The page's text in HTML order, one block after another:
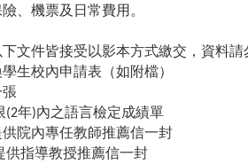
、機票及日常費用。
文件皆接受以影本方式繳交，資料請
生校內申請表（如附檔）
張
(2年)內之語言檢定成績單
院內專任教師推薦信一封
供指導教授推薦信一封